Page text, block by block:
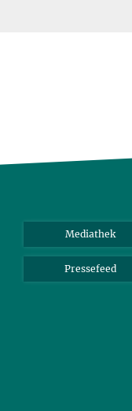
Mediathek
Pressefeed